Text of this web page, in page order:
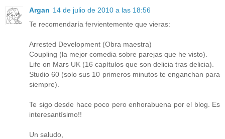
Argan 14 de julio de 2010 a las 18:56
Te recomendaría fervientemente que vieras:
Arrested Development (Obra maestra)
Coupling (la mejor comedia sobre parejas que he visto).
Life on Mars UK (16 capítulos que son delicia tras delicia).
Studio 60 (solo sus 10 primeros minutos te enganchan para
siempre).
Te sigo desde hace poco pero enhorabuena por el blog. Es
interesantísimo!!
Un saludo,